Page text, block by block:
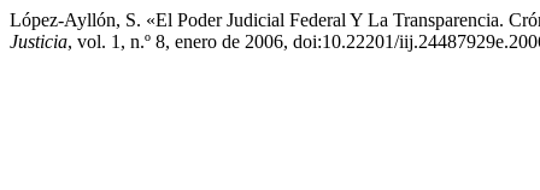
López-Ayllón, S. «El Poder Judicial Federal Y La Transparencia.
Justicia, vol. 1, n.º 8, enero de 2006, doi:10.22201/